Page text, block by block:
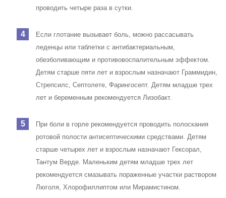
проводить четыре раза в сутки.
Если глотание вызывает боль, можно рассасывать
леденцы или таблетки с антибактериальным,
обезболивающим и противовоспалительным эффектом.
Детям старше пяти лет и взрослым назначают Граммидин,
Стрепсилс, Септолете, Фарингосепт. Детям младше трех
лет и беременным рекомендуется Лизобакт.
При боли в горле рекомендуется проводить полоскания
ротовой полости антисептическими средствами. Детям
старше четырех лет и взрослым назначают Гексорал,
Тантум Верде. Маленьким детям младше трех лет
рекомендуется смазывать пораженные участки раствором
Люголя, Хлорофиллиптом или Мирамистином.